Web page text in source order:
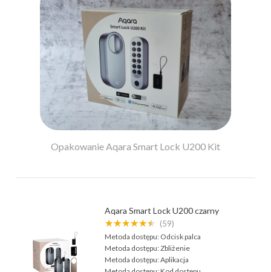
Opakowanie Aqara Smart Lock U200 Kit
Aqara Smart Lock U200 czarny
★★★★★★ (59)
Metoda dostępu: Odcisk palca
Metoda dostępu:Zbliżenie
Metoda dostępu:Aplikacja